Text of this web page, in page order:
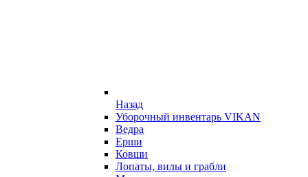
Назад
Уборочный инвентарь VIKAN
Ведра
Ерши
Ковши
Лопаты, вилы и грабли